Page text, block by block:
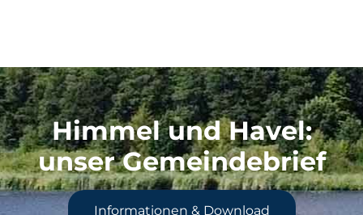
Himmel und Havel:
unser Gemeindebrief
Informationen & Download